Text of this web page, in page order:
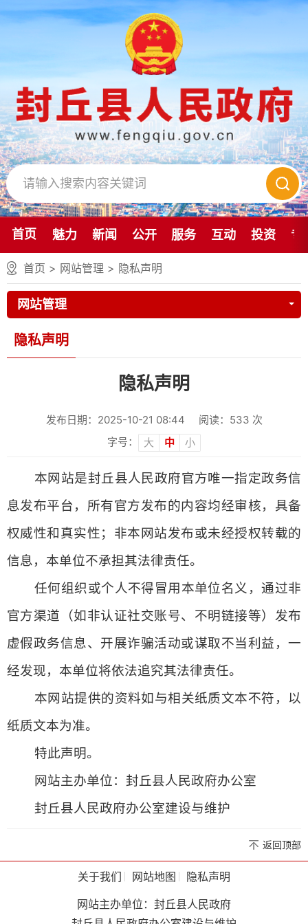
首页 魅力 新闻 公开 服务 互动 投资 专
首页 > 网站管理 > 隐私声明
网站管理
隐私声明
隐私声明
发布日期：2025-10-21 08:44 阅读： 533 次
字号：
大 中 小
本网站是封丘县人民政府官方唯一指定政务信
息发布平台，所有官方发布的内容均经审核，具备
权威性和真实性；非本网站发布或未经授权转载的
信息，本单位不承担其法律责任。
任何组织或个人不得冒用本单位名义，通过非
官方渠道（如非认证社交账号、不明链接等）发布
虚假政务信息、开展诈骗活动或谋取不当利益，一
经发现，本单位将依法追究其法律责任。
本网站提供的资料如与相关纸质文本不符，以
纸质文本为准。
特此声明。
网站主办单位：封丘县人民政府办公室
封丘县人民政府办公室建设与维护
返回顶部
关于我们 网站地图
隐私声明
网站主办单位：封丘县人民政府